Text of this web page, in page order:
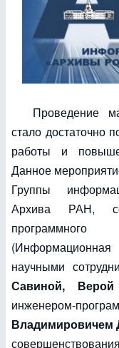
Проведение
стало достаточно
работы и
Данное
Группы
Архива РАН,
научными
Савиной, Верой
инженером-
Владимировичем